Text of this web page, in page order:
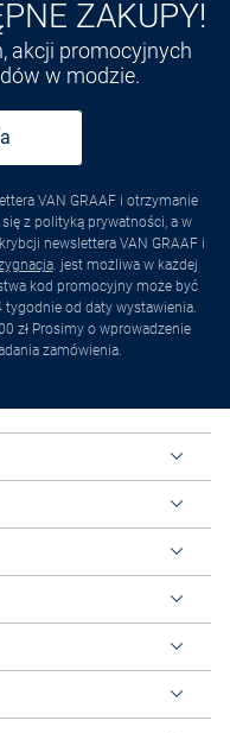
ZAKUPY!
akcji promocyjnych
w modzie.
VAN GRAAF i otrzymanie
z polityką prywatności, a w
newslettera VAN GRAAF i
. jest możliwa w każdej
kod promocyjny może być
od daty wystawienia.
zł Prosimy o wprowadzenie
zamówienia.